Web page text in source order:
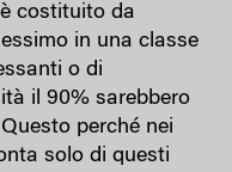
costituito da
in una classe
o di
il 90% sarebbero
perché nei
solo di questi